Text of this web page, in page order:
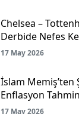
Chelsea –
Derbide Nefes
17 May 2026
İslam Memiş’ten
Enflasyon
Nesliyiz!”
17 May 2026